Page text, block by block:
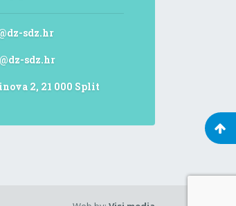
sdz.hr
sdz.hr
2, 21 000 Split